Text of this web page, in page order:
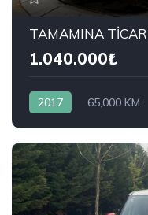
1.040.000₺
2017 65,000 KM